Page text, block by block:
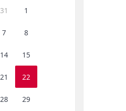
31 1
7 8
14 15
21 22
28 29